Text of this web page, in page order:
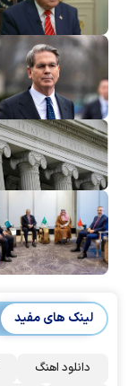
لینک های مفید
دانلود اهنگ